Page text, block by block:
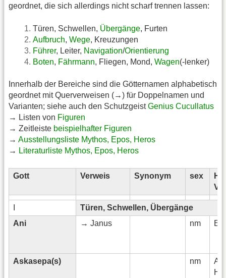
geordnet, die sich allerdings nicht scharf trennen lassen:
Türen, Schwellen, Übergänge, Furten
Aufbruch, Wege, Kreuzungen
Führer, Leiter, Navigation/Orientierung
Boten, Fährmann, Fliegen, Mond, Wagen(-lenker)
Innerhalb der Bereiche sind die Götternamen alphabetisch
geordnet mit Querverweisen (→) für Doppelnamen und
Varianten; siehe auch den SchutzgeistGenius Cucullatus
→ Listen von Figuren
→ Zeitleiste beispielhafter Figuren
→ Ausstellungsliste Mythos, Epos, Heros
→ Literaturliste Mythos, Epos, Heros
Gott Verweis Synonym sex
Türen, Schwellen, Übergänge
Ani
→ Janus nm
Askasepa(s) nm